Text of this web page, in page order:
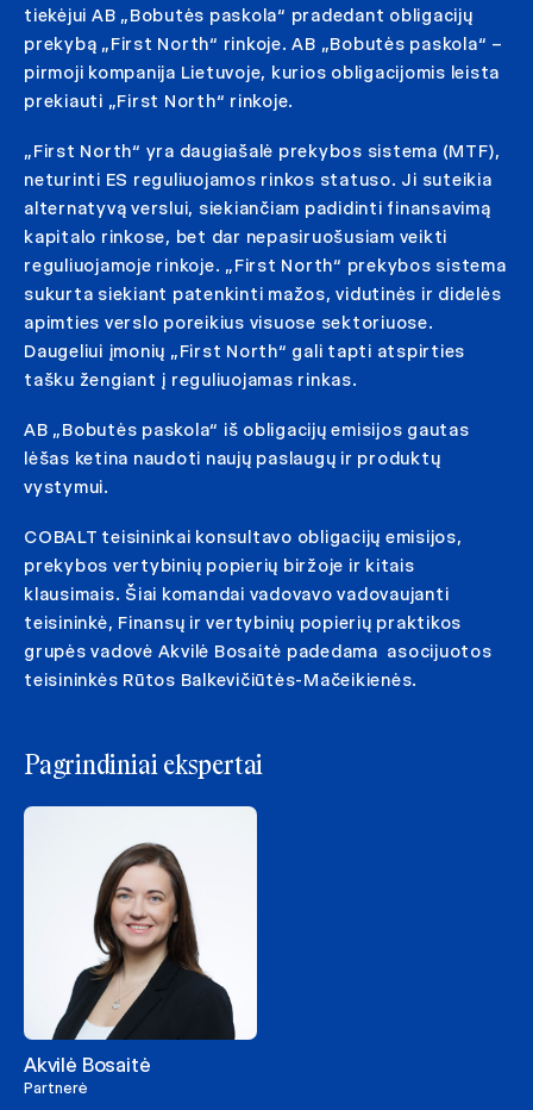
tiekėjui AB „Bobutės paskola“ pradedant obligacijų
prekybą „First North“ rinkoje. AB „Bobutės paskola“ –
pirmoji kompanija Lietuvoje, kurios obligacijomis leista
prekiauti „First North“ rinkoje.
„First North“ yra daugiašalė prekybos sistema (MTF),
neturinti ES reguliuojamos rinkos statuso. Ji suteikia
alternatyvą verslui, siekiančiam padidinti finansavimą
kapitalo rinkose, bet dar nepasiruošusiam veikti
reguliuojamoje rinkoje. „First North“ prekybos sistema
sukurta siekiant patenkinti mažos, vidutinės ir didelės
apimties verslo poreikius visuose sektoriuose.
Daugeliui įmonių „First North“ gali tapti atspirties
tašku žengiant į reguliuojamas rinkas.
AB „Bobutės paskola“ iš obligacijų emisijos gautas
lėšas ketina naudoti naujų paslaugų ir produktų
vystymui.
COBALT teisininkai konsultavo obligacijų emisijos,
prekybos vertybinių popierių biržoje ir kitais
klausimais. Šiai komandai vadovavo vadovaujanti
teisininkė, Finansų ir vertybinių popierių praktikos
grupės vadovė Akvilė Bosaitė padedama asocijuotos
teisininkės Rūtos Balkevičiūtės-Mačeikienės.
Pagrindiniai ekspertai
Akvilė Bosaitė
Partnerė